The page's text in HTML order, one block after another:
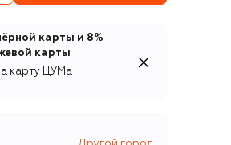
карты и 8%
карты
карту ЦУМа